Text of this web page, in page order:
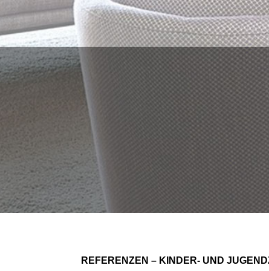
REFERENZEN – KINDER- UND